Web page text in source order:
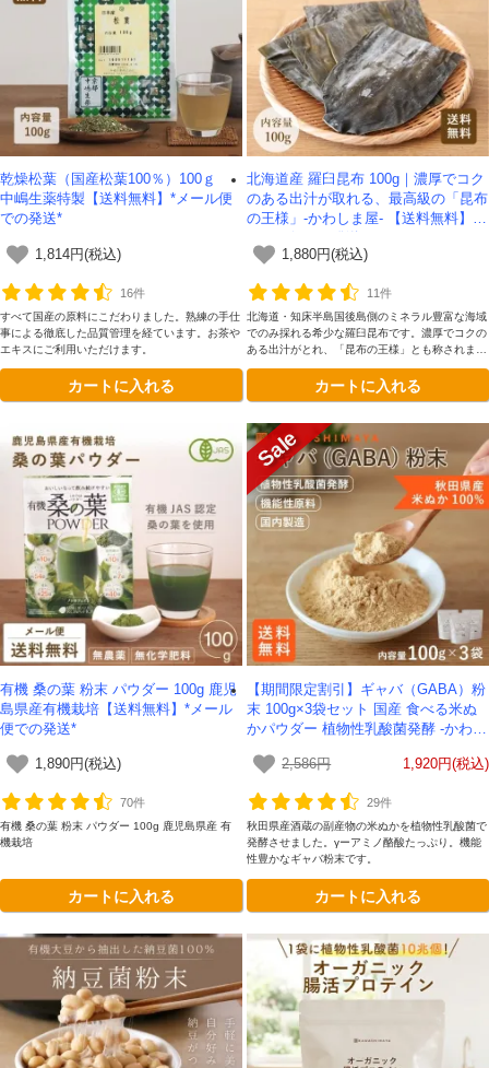
乾燥松葉（国産松葉100％）100ｇ
中嶋生薬特製【送料無料】*メール便
での発送*
1,814円(税込)
16件
すべて国産の原料にこだわりました。熟練の手仕
事による徹底した品質管理を経ています。お茶や
エキスにご利用いただけます。
カートに入れる
北海道産 羅臼昆布 100g｜濃厚でコク
のある出汁が取れる、最高級の「昆布
の王様」-かわしま屋- 【送料無料】*
1,880円(税込)
11件
北海道・知床半島国後島側のミネラル豊富な海域
でのみ採れる希少な羅臼昆布です。濃厚でコクの
ある出汁がとれ、「昆布の王様」とも称されま
カートに入れる
有機 桑の葉 粉末 パウダー 100g 鹿児
島県産有機栽培【送料無料】*メール
便での発送*
1,890円(税込)
70件
有機 桑の葉 粉末 パウダー 100g 鹿児島県産 有
機栽培
カートに入れる
【期間限定割引】ギャバ（GABA）粉
末 100g×3袋セット 国産 食べる米ぬ
かパウダー 植物性乳酸菌発酵 -かわし
*テレビで紹介
2,586円 1,920円(税込)
29件
秋田県産酒蔵の副産物の米ぬかを植物性乳酸菌で
発酵させました。γーアミノ酪酸たっぷり。機能
性豊かなギャバ粉末です。
カートに入れる
対象者：かわしま屋で初めてお買い物をされる方
利用条件：3,000円以上のお買い物でご利用いただけます
ご利用回数：お一人様1回限り
※他のクーポンとの併用はできません
クーポンのご利用方法はこちら >>